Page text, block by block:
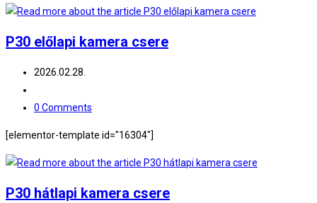
P30 előlapi kamera csere
Post
2026.02.28.
category:
Post
0 Comments
[elementor-template id="16304"]
P30 hátlapi kamera csere